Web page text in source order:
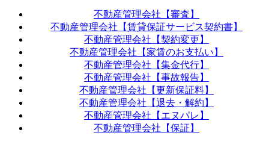
不動産管理会社【審査】
不動産管理会社【賃貸保証サービス契約書】
不動産管理会社【契約変更】
不動産管理会社【家賃のお支払い】
不動産管理会社【集金代行】
不動産管理会社【事故報告】
不動産管理会社【更新保証料】
不動産管理会社【退去・解約】
不動産管理会社【エヌパレ】
不動産管理会社【保証】